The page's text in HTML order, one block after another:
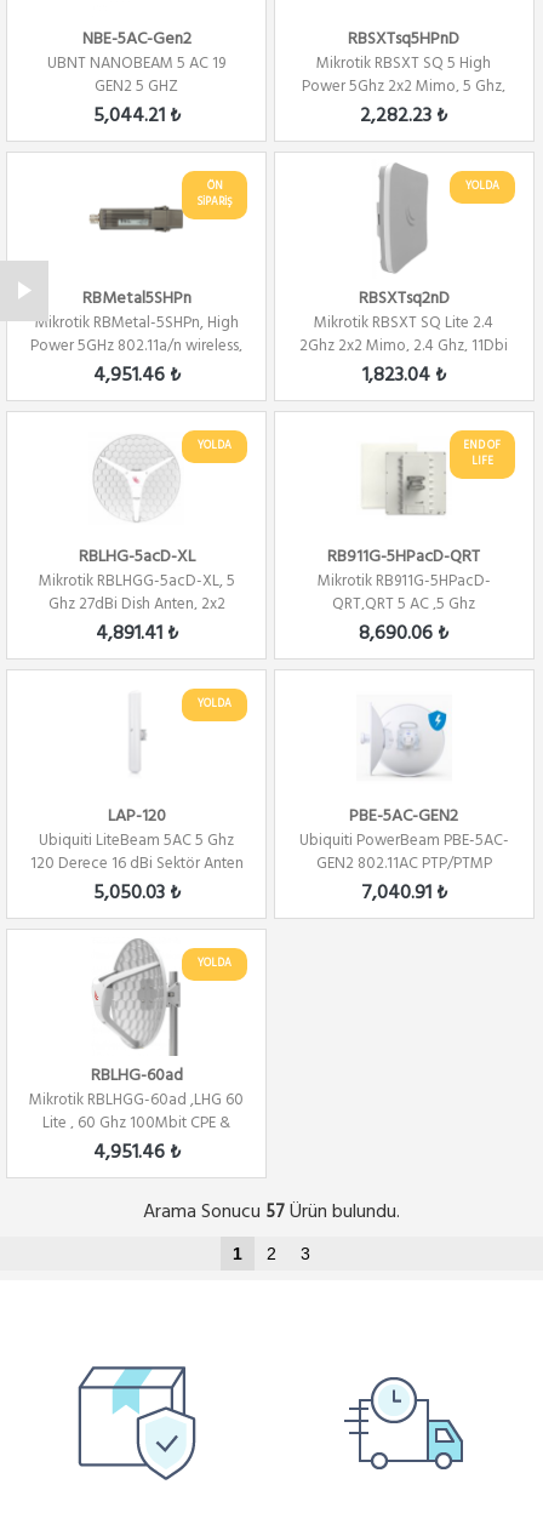
NBE-5AC-Gen2
UBNT NANOBEAM 5 AC 19
GEN2 5 GHZ
5,044.21 ₺
RBSXTsq5HPnD
Mikrotik RBSXT SQ 5 High
Power 5Ghz 2x2 Mimo, 5 Ghz,
16Dbi Level 4
2,282.23 ₺
ÖN
SİPARİŞ
RBMetal5SHPn
Mikrotik RBMetal-5SHPn, High
Power 5GHz 802.11a/n wireless,
Route...
4,951.46 ₺
YOLDA
RBSXTsq2nD
Mikrotik RBSXT SQ Lite 2.4
2Ghz 2x2 Mimo, 2.4 Ghz, 11Dbi
Alıcı 80...
1,823.04 ₺
YOLDA
RBLHG-5acD-XL
Mikrotik RBLHGG-5acD-XL, 5
Ghz 27dBi Dish Anten, 2x2
802.11an Wif...
4,891.41 ₺
END OF
LIFE
RB911G-5HPacD-QRT
Mikrotik RB911G-5HPacD-
QRT,QRT 5 AC ,5 Ghz
,24Dbi,2x2 Mimo 10 Dere...
8,690.06 ₺
YOLDA
LAP-120
Ubiquiti LiteBeam 5AC 5 Ghz
120 Derece 16 dBi Sektör Anten
+ AP
5,050.03 ₺
PBE-5AC-GEN2
Ubiquiti PowerBeam PBE-5AC-
GEN2 802.11AC PTP/PTMP
25dBi
7,040.91 ₺
YOLDA
RBLHG-60ad
Mikrotik RBLHGG-60ad ,LHG 60
Lite , 60 Ghz 100Mbit CPE &
LINK L3
4,951.46 ₺
Arama Sonucu 57Ürün bulundu.
1 2 3